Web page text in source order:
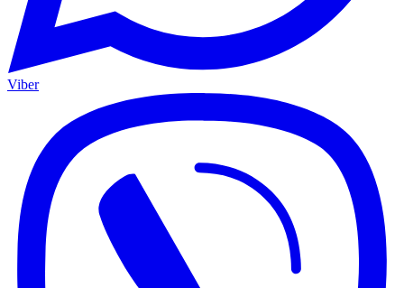
Viber